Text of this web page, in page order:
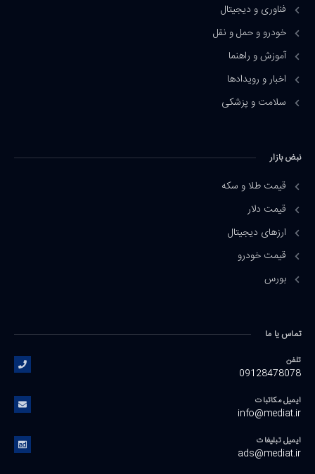
فناوری و دیجیتال
خودرو و حمل و نقل
آموزش و راهنما
اخبار و رویدادها
سلامت و پزشکی
نبض بازار
قیمت طلا و سکه
قیمت دلار
ارزهای دیجیتال
قیمت خودرو
بورس
تماس یا ما
تلفن
09128478078
ایمیل مکاتبات
info@mediat.ir
ایمیل تبلیغات
ads@mediat.ir